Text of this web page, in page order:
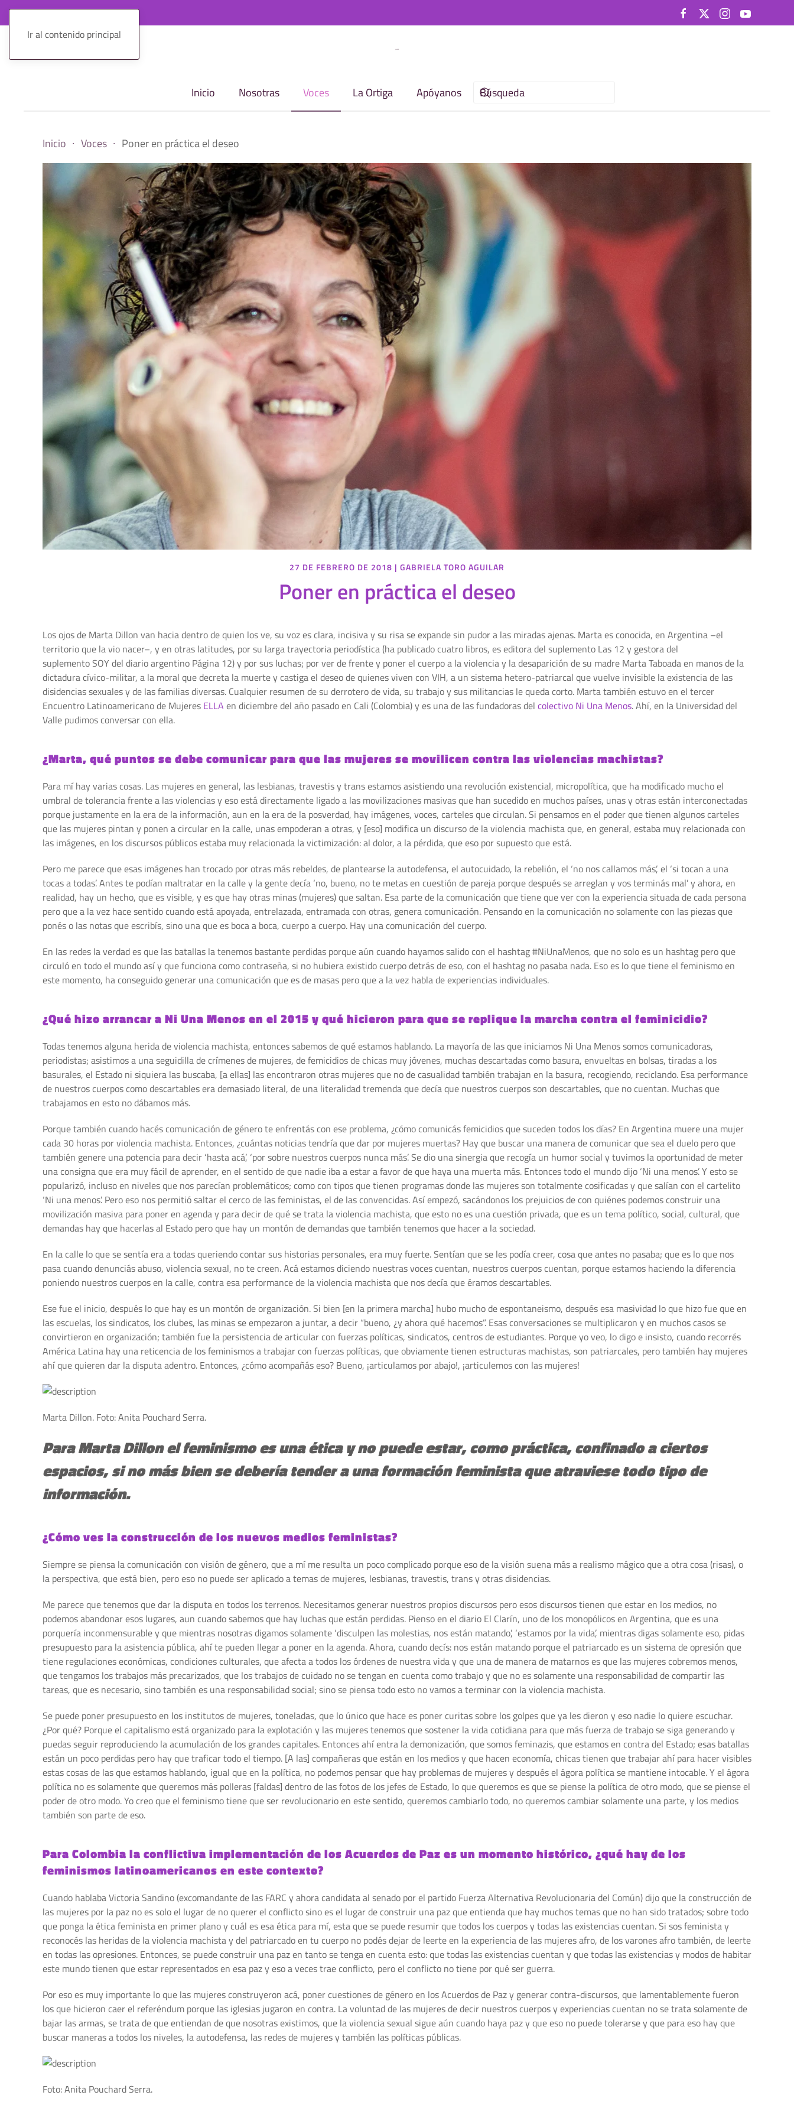
Ir al contenido principal
Inicio Nosotras Voces La Ortiga Apóyanos
Inicio Voces Poner en práctica el deseo
27 DE FEBRERO DE 2018 | GABRIELA TORO AGUILAR
Poner en práctica el deseo
Los ojos de Marta Dillon van hacia dentro de quien los ve, su voz es clara, incisiva y su risa se expande sin pudor a las miradas ajenas. Marta es conocida, en Argentina –el
territorio que la vio nacer–, y en otras latitudes, por su larga trayectoria periodística (ha publicado cuatro libros, es editora del suplemento Las 12 y gestora del
suplemento SOY del diario argentino Página 12) y por sus luchas; por ver de frente y poner el cuerpo a la violencia y la desaparición de su madre Marta Taboada en manos de la
dictadura cívico-militar, a la moral que decreta la muerte y castiga el deseo de quienes viven con VIH, a un sistema hetero-patriarcal que vuelve invisible la existencia de las
disidencias sexuales y de las familias diversas. Cualquier resumen de su derrotero de vida, su trabajo y sus militancias le queda corto. Marta también estuvo en el tercer
Encuentro Latinoamericano de Mujeres ELLA en diciembre del año pasado en Cali (Colombia) y es una de las fundadoras del colectivo Ni Una Menos. Ahí, en la Universidad del
Valle pudimos conversar con ella.
¿Marta, qué puntos se debe comunicar para que las mujeres se movilicen contra las violencias machistas?
Para mí hay varias cosas. Las mujeres en general, las lesbianas, travestis y trans estamos asistiendo una revolución existencial, micropolítica, que ha modificado mucho el
umbral de tolerancia frente a las violencias y eso está directamente ligado a las movilizaciones masivas que han sucedido en muchos países, unas y otras están interconectadas
porque justamente en la era de la información, aun en la era de la posverdad, hay imágenes, voces, carteles que circulan. Si pensamos en el poder que tienen algunos carteles
que las mujeres pintan y ponen a circular en la calle, unas empoderan a otras, y [eso] modifica un discurso de la violencia machista que, en general, estaba muy relacionada con
las imágenes, en los discursos públicos estaba muy relacionada la victimización: al dolor, a la pérdida, que eso por supuesto que está.
Pero me parece que esas imágenes han trocado por otras más rebeldes, de plantearse la autodefensa, el autocuidado, la rebelión, el ‘no nos callamos más’, el ‘si tocan a una
tocas a todas’. Antes te podían maltratar en la calle y la gente decía ‘no, bueno, no te metas en cuestión de pareja porque después se arreglan y vos terminás mal’ y ahora, en
realidad, hay un hecho, que es visible, y es que hay otras minas (mujeres) que saltan. Esa parte de la comunicación que tiene que ver con la experiencia situada de cada persona
pero que a la vez hace sentido cuando está apoyada, entrelazada, entramada con otras, genera comunicación. Pensando en la comunicación no solamente con las piezas que
ponés o las notas que escribís, sino una que es boca a boca, cuerpo a cuerpo. Hay una comunicación del cuerpo.
En las redes la verdad es que las batallas la tenemos bastante perdidas porque aún cuando hayamos salido con el hashtag #NiUnaMenos, que no solo es un hashtag pero que
circuló en todo el mundo así y que funciona como contraseña, si no hubiera existido cuerpo detrás de eso, con el hashtag no pasaba nada. Eso es lo que tiene el feminismo en
este momento, ha conseguido generar una comunicación que es de masas pero que a la vez habla de experiencias individuales.
¿Qué hizo arrancar a Ni Una Menos en el 2015 y qué hicieron para que se replique la marcha contra el feminicidio?
Todas tenemos alguna herida de violencia machista, entonces sabemos de qué estamos hablando. La mayoría de las que iniciamos Ni Una Menos somos comunicadoras,
periodistas; asistimos a una seguidilla de crímenes de mujeres, de femicidios de chicas muy jóvenes, muchas descartadas como basura, envueltas en bolsas, tiradas a los
basurales, el Estado ni siquiera las buscaba, [a ellas] las encontraron otras mujeres que no de casualidad también trabajan en la basura, recogiendo, reciclando. Esa performance
de nuestros cuerpos como descartables era demasiado literal, de una literalidad tremenda que decía que nuestros cuerpos son descartables, que no cuentan. Muchas que
trabajamos en esto no dábamos más.
Porque también cuando hacés comunicación de género te enfrentás con ese problema, ¿cómo comunicás femicidios que suceden todos los días? En Argentina muere una mujer
cada 30 horas por violencia machista. Entonces, ¿cuántas noticias tendría que dar por mujeres muertas? Hay que buscar una manera de comunicar que sea el duelo pero que
también genere una potencia para decir ‘hasta acá’, ‘por sobre nuestros cuerpos nunca más’. Se dio una sinergia que recogía un humor social y tuvimos la oportunidad de meter
una consigna que era muy fácil de aprender, en el sentido de que nadie iba a estar a favor de que haya una muerta más. Entonces todo el mundo dijo ‘Ni una menos’. Y esto se
popularizó, incluso en niveles que nos parecían problemáticos; como con tipos que tienen programas donde las mujeres son totalmente cosificadas y que salían con el cartelito
‘Ni una menos’. Pero eso nos permitió saltar el cerco de las feministas, el de las convencidas. Así empezó, sacándonos los prejuicios de con quiénes podemos construir una
movilización masiva para poner en agenda y para decir de qué se trata la violencia machista, que esto no es una cuestión privada, que es un tema político, social, cultural, que
demandas hay que hacerlas al Estado pero que hay un montón de demandas que también tenemos que hacer a la sociedad.
En la calle lo que se sentía era a todas queriendo contar sus historias personales, era muy fuerte. Sentían que se les podía creer, cosa que antes no pasaba; que es lo que nos
pasa cuando denunciás abuso, violencia sexual, no te creen. Acá estamos diciendo nuestras voces cuentan, nuestros cuerpos cuentan, porque estamos haciendo la diferencia
poniendo nuestros cuerpos en la calle, contra esa performance de la violencia machista que nos decía que éramos descartables.
Ese fue el inicio, después lo que hay es un montón de organización. Si bien [en la primera marcha] hubo mucho de espontaneismo, después esa masividad lo que hizo fue que en
las escuelas, los sindicatos, los clubes, las minas se empezaron a juntar, a decir “bueno, ¿y ahora qué hacemos”. Esas conversaciones se multiplicaron y en muchos casos se
convirtieron en organización; también fue la persistencia de articular con fuerzas políticas, sindicatos, centros de estudiantes. Porque yo veo, lo digo e insisto, cuando recorrés
América Latina hay una reticencia de los feminismos a trabajar con fuerzas políticas, que obviamente tienen estructuras machistas, son patriarcales, pero también hay mujeres
ahí que quieren dar la disputa adentro. Entonces, ¿cómo acompañás eso? Bueno, ¡articulamos por abajo!, ¡articulemos con las mujeres!
Marta Dillon. Foto: Anita Pouchard Serra.
Para Marta Dillon el feminismo es una ética y no puede estar, como práctica, confinado a ciertos
espacios, si no más bien se debería tender a una formación feminista que atraviese todo tipo de
información.
¿Cómo ves la construcción de los nuevos medios feministas?
Siempre se piensa la comunicación con visión de género, que a mí me resulta un poco complicado porque eso de la visión suena más a realismo mágico que a otra cosa (risas), o
la perspectiva, que está bien, pero eso no puede ser aplicado a temas de mujeres, lesbianas, travestis, trans y otras disidencias.
Me parece que tenemos que dar la disputa en todos los terrenos. Necesitamos generar nuestros propios discursos pero esos discursos tienen que estar en los medios, no
podemos abandonar esos lugares, aun cuando sabemos que hay luchas que están perdidas. Pienso en el diario El Clarín, uno de los monopólicos en Argentina, que es una
porquería inconmensurable y que mientras nosotras digamos solamente ‘disculpen las molestias, nos están matando’, ‘estamos por la vida’, mientras digas solamente eso, pidas
presupuesto para la asistencia pública, ahí te pueden llegar a poner en la agenda. Ahora, cuando decís: nos están matando porque el patriarcado es un sistema de opresión que
tiene regulaciones económicas, condiciones culturales, que afecta a todos los órdenes de nuestra vida y que una de manera de matarnos es que las mujeres cobremos menos,
que tengamos los trabajos más precarizados, que los trabajos de cuidado no se tengan en cuenta como trabajo y que no es solamente una responsabilidad de compartir las
tareas, que es necesario, sino también es una responsabilidad social; sino se piensa todo esto no vamos a terminar con la violencia machista.
Se puede poner presupuesto en los institutos de mujeres, toneladas, que lo único que hace es poner curitas sobre los golpes que ya les dieron y eso nadie lo quiere escuchar.
¿Por qué? Porque el capitalismo está organizado para la explotación y las mujeres tenemos que sostener la vida cotidiana para que más fuerza de trabajo se siga generando y
puedas seguir reproduciendo la acumulación de los grandes capitales. Entonces ahí entra la demonización, que somos feminazis, que estamos en contra del Estado; esas batallas
están un poco perdidas pero hay que traficar todo el tiempo. [A las] compañeras que están en los medios y que hacen economía, chicas tienen que trabajar ahí para hacer visibles
estas cosas de las que estamos hablando, igual que en la política, no podemos pensar que hay problemas de mujeres y después el ágora política se mantiene intocable. Y el ágora
política no es solamente que queremos más polleras [faldas] dentro de las fotos de los jefes de Estado, lo que queremos es que se piense la política de otro modo, que se piense el
poder de otro modo. Yo creo que el feminismo tiene que ser revolucionario en este sentido, queremos cambiarlo todo, no queremos cambiar solamente una parte, y los medios
también son parte de eso.
Para Colombia la conflictiva implementación de los Acuerdos de Paz es un momento histórico, ¿qué hay de los
feminismos latinoamericanos en este contexto?
Cuando hablaba Victoria Sandino (excomandante de las FARC y ahora candidata al senado por el partido Fuerza Alternativa Revolucionaria del Común) dijo que la construcción de
las mujeres por la paz no es solo el lugar de no querer el conflicto sino es el lugar de construir una paz que entienda que hay muchos temas que no han sido tratados; sobre todo
que ponga la ética feminista en primer plano y cuál es esa ética para mí, esta que se puede resumir que todos los cuerpos y todas las existencias cuentan. Si sos feminista y
reconocés las heridas de la violencia machista y del patriarcado en tu cuerpo no podés dejar de leerte en la experiencia de las mujeres afro, de los varones afro también, de leerte
en todas las opresiones. Entonces, se puede construir una paz en tanto se tenga en cuenta esto: que todas las existencias cuentan y que todas las existencias y modos de habitar
este mundo tienen que estar representados en esa paz y eso a veces trae conflicto, pero el conflicto no tiene por qué ser guerra.
Por eso es muy importante lo que las mujeres construyeron acá, poner cuestiones de género en los Acuerdos de Paz y generar contra-discursos, que lamentablemente fueron
los que hicieron caer el referéndum porque las iglesias jugaron en contra. La voluntad de las mujeres de decir nuestros cuerpos y experiencias cuentan no se trata solamente de
bajar las armas, se trata de que entiendan de que nosotras existimos, que la violencia sexual sigue aún cuando haya paz y que eso no puede tolerarse y que para eso hay que
buscar maneras a todos los niveles, la autodefensa, las redes de mujeres y también las políticas públicas.
Foto: Anita Pouchard Serra.